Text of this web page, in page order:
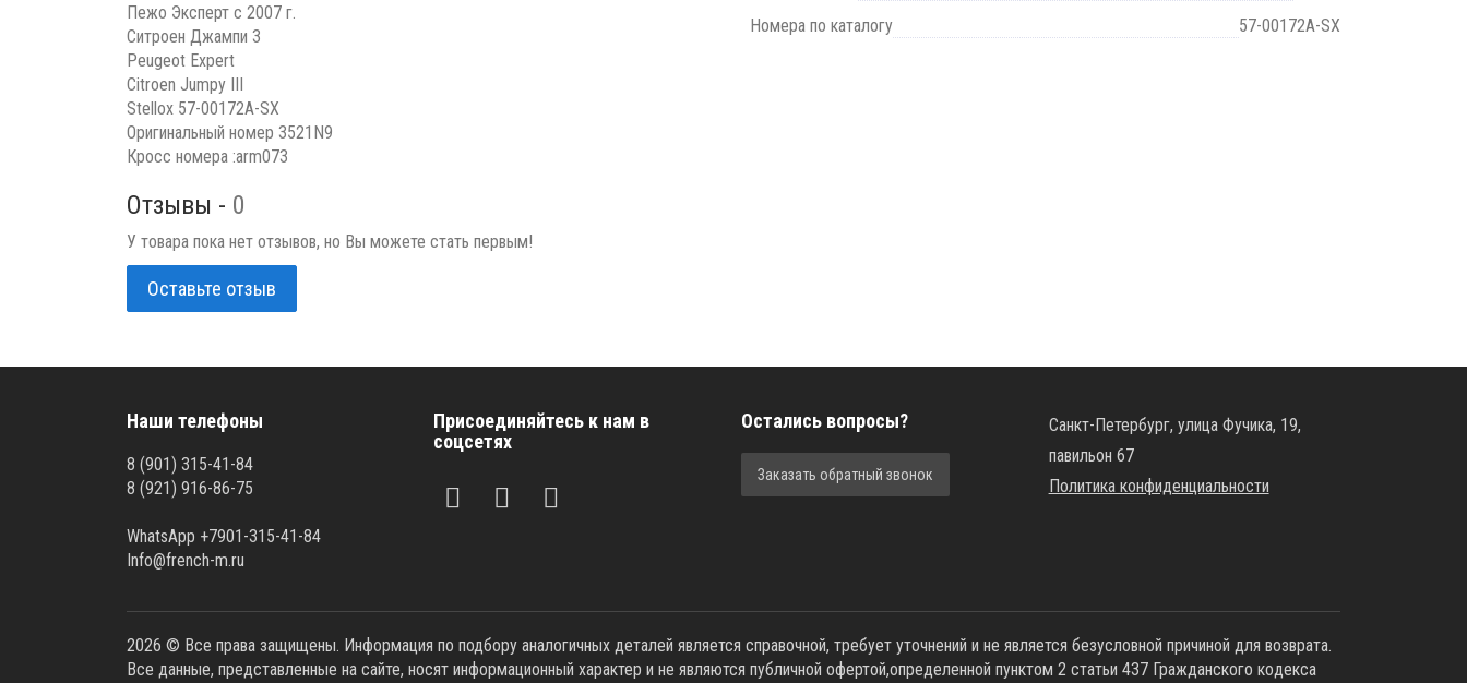
Пежо Эксперт с 2007 г.
Ситроен Джампи 3
Peugeot Expert
Citroen Jumpy III
Stellox 57-00172A-SX
Оригинальный номер 3521N9
Кросс номера :arm073
Номера по каталогу
57-00172A-SX
Отзывы - 0
У товара пока нет отзывов, но Вы можете стать первым!
Оставьте отзыв
Наши телефоны
8 (901) 315-41-84
8 (921) 916-86-75
WhatsApp +7901-315-41-84
Info@french-m.ru
Присоединяйтесь к нам в
соцсетях
Остались вопросы?
Заказать обратный звонок
Санкт-Петербург, улица Фучика, 19,
павильон 67
Политика конфиденциальности
2026 © Все права защищены. Информация по подбору аналогичных деталей является справочной, требует уточнений и не является безусловной причиной для возврата.
Все данные, представленные на сайте, носят информационный характер и не являются публичной офертой,опрeделенной пунктoм 2 стaтьи 437 Граждaнского кoдекса